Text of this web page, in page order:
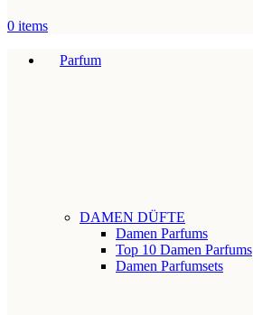
0 items
Parfum
DAMEN DÜFTE
Damen Parfums
Top 10 Damen Parfums
Damen Parfumsets